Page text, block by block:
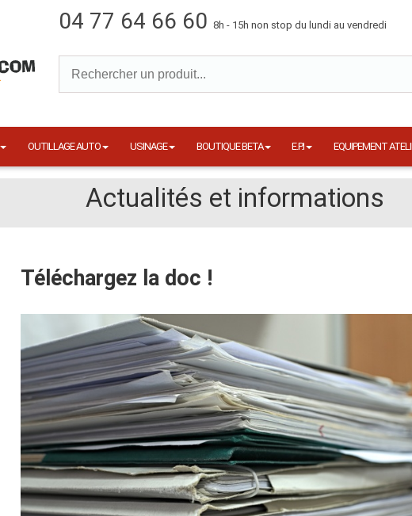
04 77 64 66 60 8h - 15h non stop du lundi au vendredi
OUTILLAGE AUTO USINAGE BOUTIQUE BETA E.P.I EQUIPEMENT
Actualités et informations
Téléchargez la doc !